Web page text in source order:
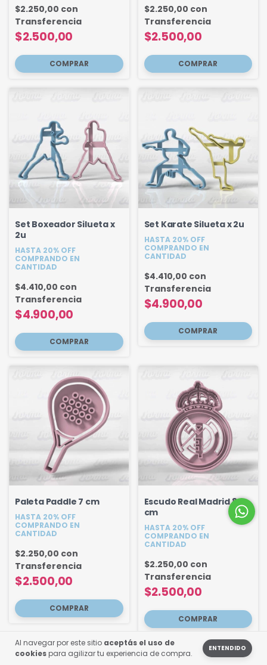
Al navegar por este sitio aceptás el uso de
cookies para agilizar tu experiencia de compra.
ENTENDIDO
$2.500,00
$2.250,00 con
Transferencia
$2.500,00
$2.250,00 con
Transferencia
Set Boxeador Silueta x
2u
HASTA 20% OFF
COMPRANDO EN
CANTIDAD
$4.900,00
$4.410,00 con
Transferencia
Set Karate Silueta x 2u
HASTA 20% OFF
COMPRANDO EN
CANTIDAD
$4.900,00
$4.410,00 con
Transferencia
Paleta Paddle 7 cm
HASTA 20% OFF
COMPRANDO EN
CANTIDAD
$2.500,00
$2.250,00 con
Transferencia
Escudo Real Madrid 8
cm
HASTA 20% OFF
COMPRANDO EN
CANTIDAD
$2.500,00
$2.250,00 con
Transferencia